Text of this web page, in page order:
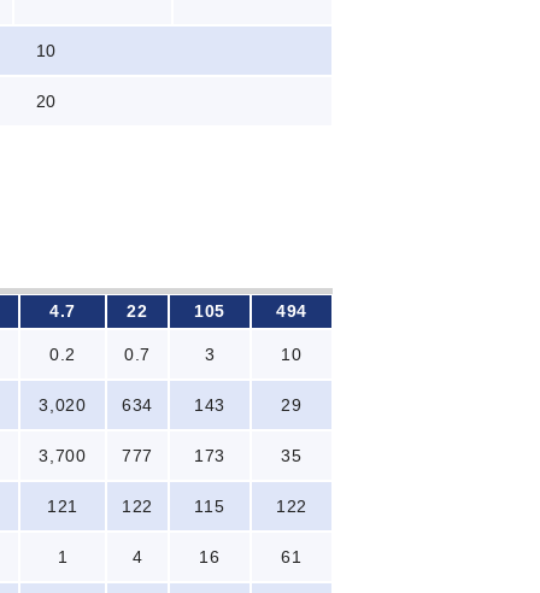
10
20
4.7 22 105 494
0.2 0.7 3 10
3,020 634 143 29
3,700 777 173 35
121 122 115 122
1 4 16 61